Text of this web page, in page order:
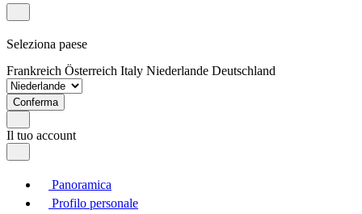
Seleziona paese
Frankreich Österreich Italy Niederlande Deutschland
Conferma
Il tuo account
Panoramica
Profilo personale